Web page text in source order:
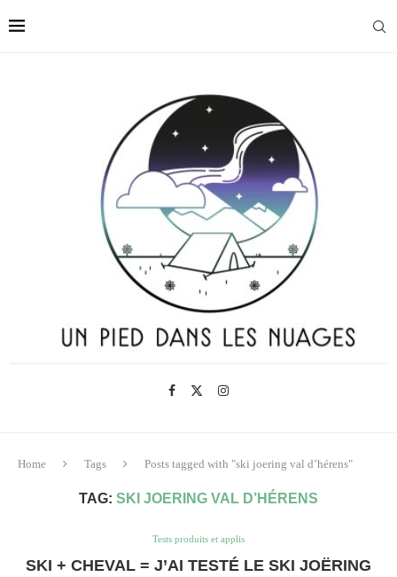
Home Tags Posts tagged with "ski joering val d’hérens"
TAG: SKI JOERING VAL D’HÉRENS
Tests produits et applis
SKI + CHEVAL = J’AI TESTÉ LE SKI JOËRING